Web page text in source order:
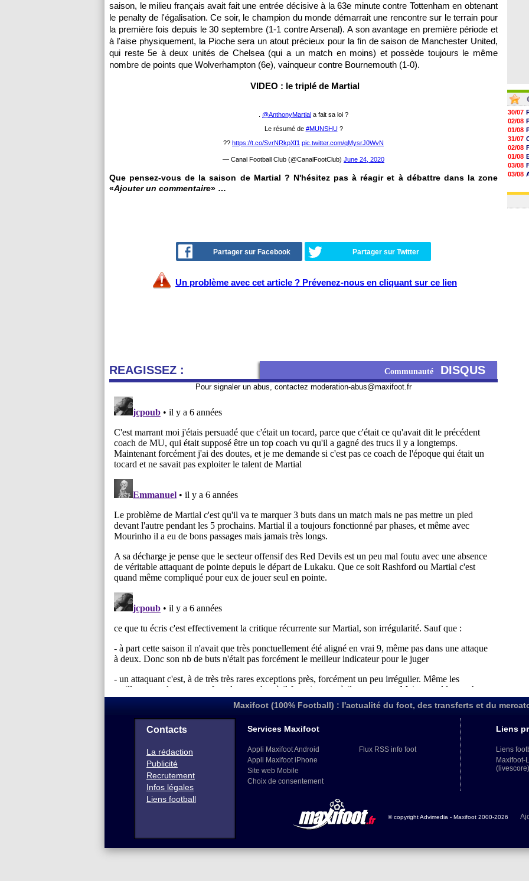
saison, le milieu français avait fait une entrée décisive à la 63e minute contre Tottenham en obtenant
le penalty de l'égalisation. Ce soir, le champion du monde démarrait une rencontre sur le terrain pour
la première fois depuis le 30 septembre (1-1 contre Arsenal). A son avantage en première période et
à l'aise physiquement, la Pioche sera un atout précieux pour la fin de saison de Manchester United,
qui reste 5e à deux unités de Chelsea (qui a un match en moins) et possède toujours le même
nombre de points que Wolverhampton (6e), vainqueur contre Bournemouth (1-0).
VIDEO : le triplé de Martial
@AnthonyMartial a fait sa loi ?
Le résumé de #MUNSHU?
?? https://t.co/SvrNRkpXf1 pic.twitter.com/qMysrJ0WvN
— Canal Football Club (@CanalFootClub) June 24, 2020
Que pensez-vous de la saison de Martial ? N'hésitez pas à réagir et à débattre dans la zone
«Ajouter un commentaire» …
Partager sur Facebook Partager sur Twitter
Un problème avec cet article ? Prévenez-nous en cliquant sur ce lien
REAGISSEZ : Communauté DISQUS
Pour signaler un abus, contactez moderation-abus@maxifoot.fr
30/07
02/08
01/08
31/07
02/08
01/08
03/08
03/08
03/08
Maxifoot (100% Football) : l'actualité du foot, des transferts et du
Contacts
La rédaction
Publicité
Recrutement
Infos légales
Liens football
Services Maxifoot
Appli Maxifoot Android
Appli Maxifoot iPhone
Site web Mobile
Choix de consentement
Flux RSS info foot
Liens
Liens
Maxifoot-
(livescore)
© copyright Advimedia - Maxifoot 2000-2026